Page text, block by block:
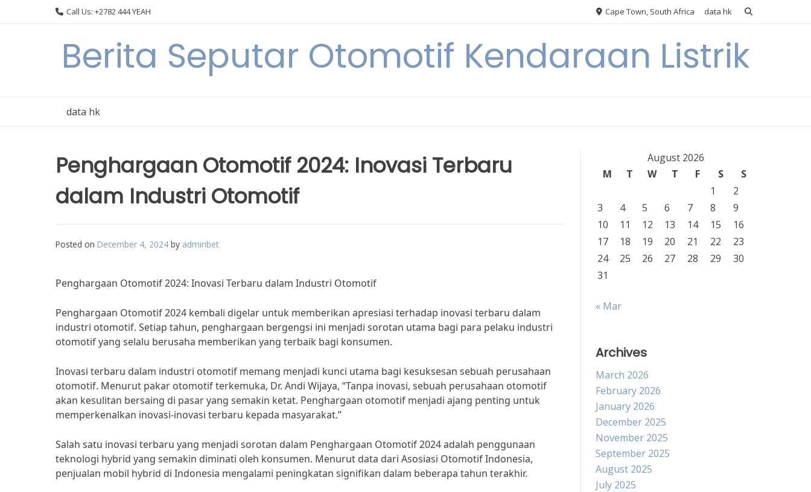
Call Us: +2782 444 YEAH Cape Town, South Africa data hk
Berita Seputar Otomotif Kendaraan Listrik
data hk
Penghargaan Otomotif 2024: Inovasi Terbaru
dalam Industri Otomotif
Posted on December 4, 2024 by adminbet
Penghargaan Otomotif 2024: Inovasi Terbaru dalam Industri Otomotif
Penghargaan Otomotif 2024 kembali digelar untuk memberikan apresiasi terhadap inovasi terbaru dalam
industri otomotif. Setiap tahun, penghargaan bergengsi ini menjadi sorotan utama bagi para pelaku industri
otomotif yang selalu berusaha memberikan yang terbaik bagi konsumen.
Inovasi terbaru dalam industri otomotif memang menjadi kunci utama bagi kesuksesan sebuah perusahaan
otomotif. Menurut pakar otomotif terkemuka, Dr. Andi Wijaya, “Tanpa inovasi, sebuah perusahaan otomotif
akan kesulitan bersaing di pasar yang semakin ketat. Penghargaan otomotif menjadi ajang penting untuk
memperkenalkan inovasi-inovasi terbaru kepada masyarakat.”
Salah satu inovasi terbaru yang menjadi sorotan dalam Penghargaan Otomotif 2024 adalah penggunaan
teknologi hybrid yang semakin diminati oleh konsumen. Menurut data dari Asosiasi Otomotif Indonesia,
penjualan mobil hybrid di Indonesia mengalami peningkatan signifikan dalam beberapa tahun terakhir.
August 2026
M
T W T F S
S
1
2
3
4 5 6 7 8
9
10
11 12 13 14 15
16
17
18 19 20 21 22
23
24
25 26 27 28 29
30
31
« Mar
Archives
March 2026
February 2026
January 2026
December 2025
November 2025
September 2025
August 2025
July 2025